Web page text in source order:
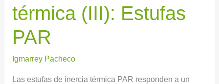
térmica (III): Estufas
PAR
Igmarrey Pacheco
Las estufas de inercia térmica PAR responden a un
(III):
Estufas
PAR